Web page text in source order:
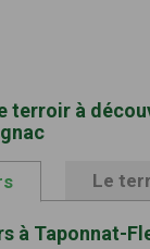
terroir à
Le
à Taponnat-